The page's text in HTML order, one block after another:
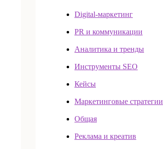
Digital-маркетинг
PR и коммуникации
Аналитика и тренды
Инструменты SEO
Кейсы
Маркетинговые стратегии
Общая
Реклама и креатив